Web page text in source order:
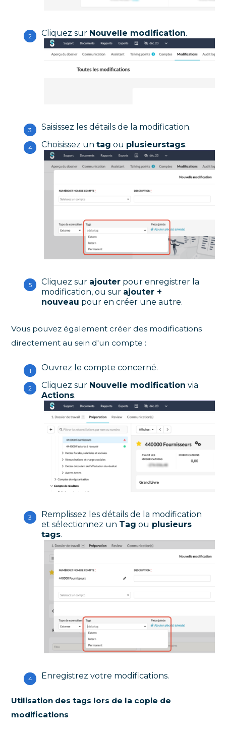
Cliquez sur Nouvelle modification.
Saisissez les détails de la modification.
Choisissez untag ou plusieurstags.
Cliquez sur ajouter pour enregistrer la
modification, ou sur ajouter +
nouveau pour en créer une autre.
Vous pouvez également créer des modifications
directement au sein d'un compte :
Ouvrez le compte concerné.
Cliquez sur Nouvelle modification via
Actions.
Remplissez les détails de la modification
et sélectionnez un Tag ou plusieurs
tags.
Enregistrez votre modifications.
Utilisation des tags lors de la copie de
modifications